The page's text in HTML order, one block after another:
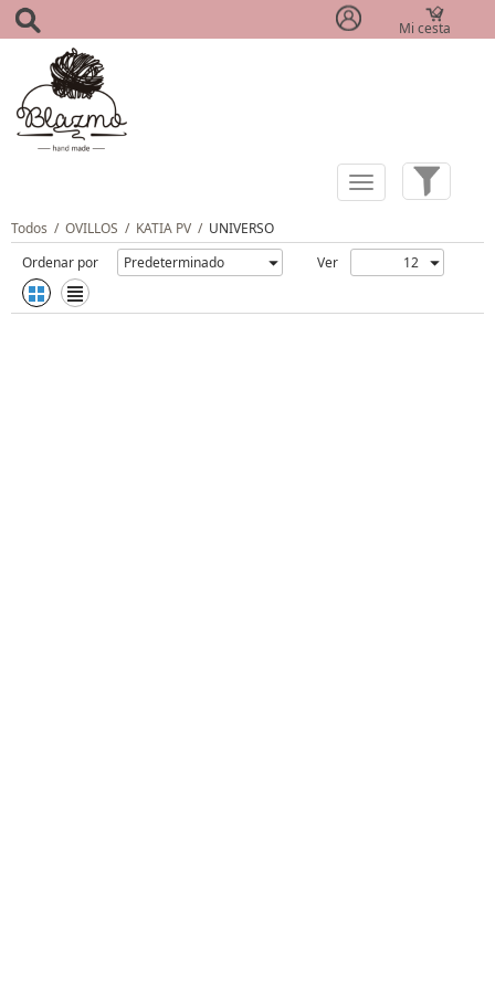
Mi cesta
Todos / OVILLOS / KATIA PV / UNIVERSO
Ordenar por
Ver